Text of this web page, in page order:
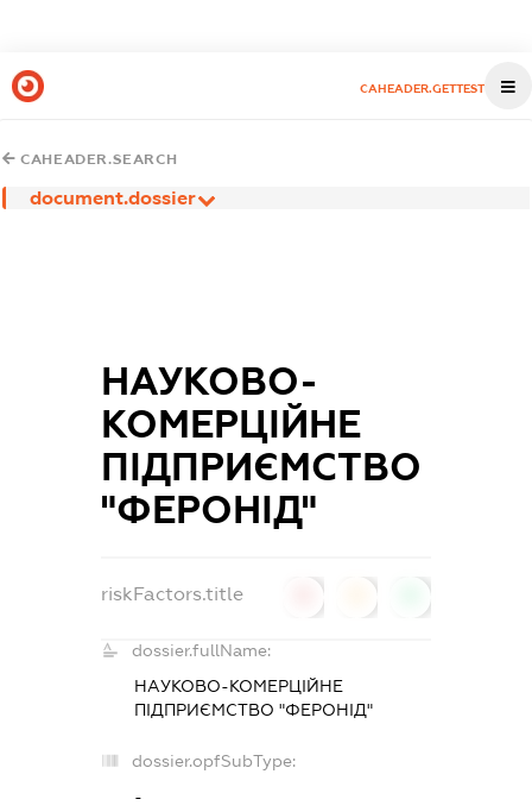
CAHEADER.GETTEST
CAHEADER.SEARCH
document.dossier
НАУКОВО-
КОМЕРЦІЙНЕ
ПІДПРИЄМСТВО
"ФЕРОНІД"
riskFactors.title
dossier.fullName:
НАУКОВО-КОМЕРЦІЙНЕ
ПІДПРИЄМСТВО "ФЕРОНІД"
dossier.opfSubType:
-